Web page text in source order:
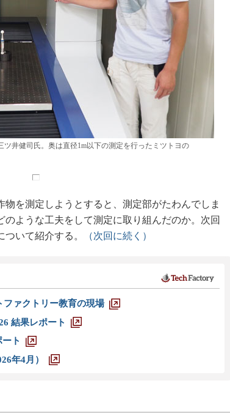
井健司氏。奥は直径1m以下の測定を行ったミツトヨの
を測定しようとすると、測定部がたわんでしま
ような工夫をして測定に取り組んだのか。次回
いて紹介する。
（次回に続く）
ファクトリー教育の現場
結果レポート
ト
年4月）